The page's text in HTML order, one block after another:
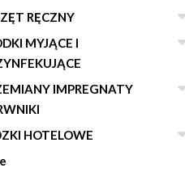
RĘCZNY
MYJĄCE I
IMPREGNATY
HOTELOWE